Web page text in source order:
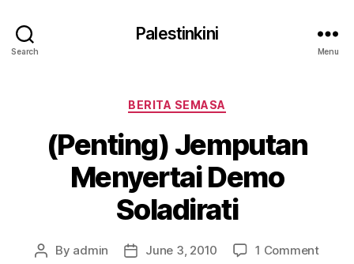
Search
Palestinkini
Menu
Categories
BERITA SEMASA
(Penting) Jemputan
Menyertai Demo
Soladirati
Post
By admin
PostJune 3, 2010 1 Commenton